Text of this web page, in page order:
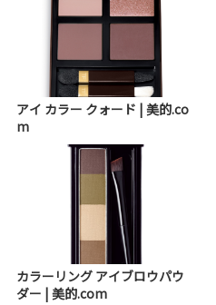
アイ カラー クォード | 美的.co
m
カラーリング アイブロウパウ
ダー | 美的.com